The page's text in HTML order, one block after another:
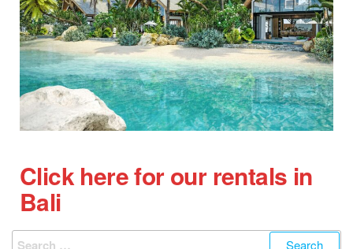
Click here for our rentals in
Bali